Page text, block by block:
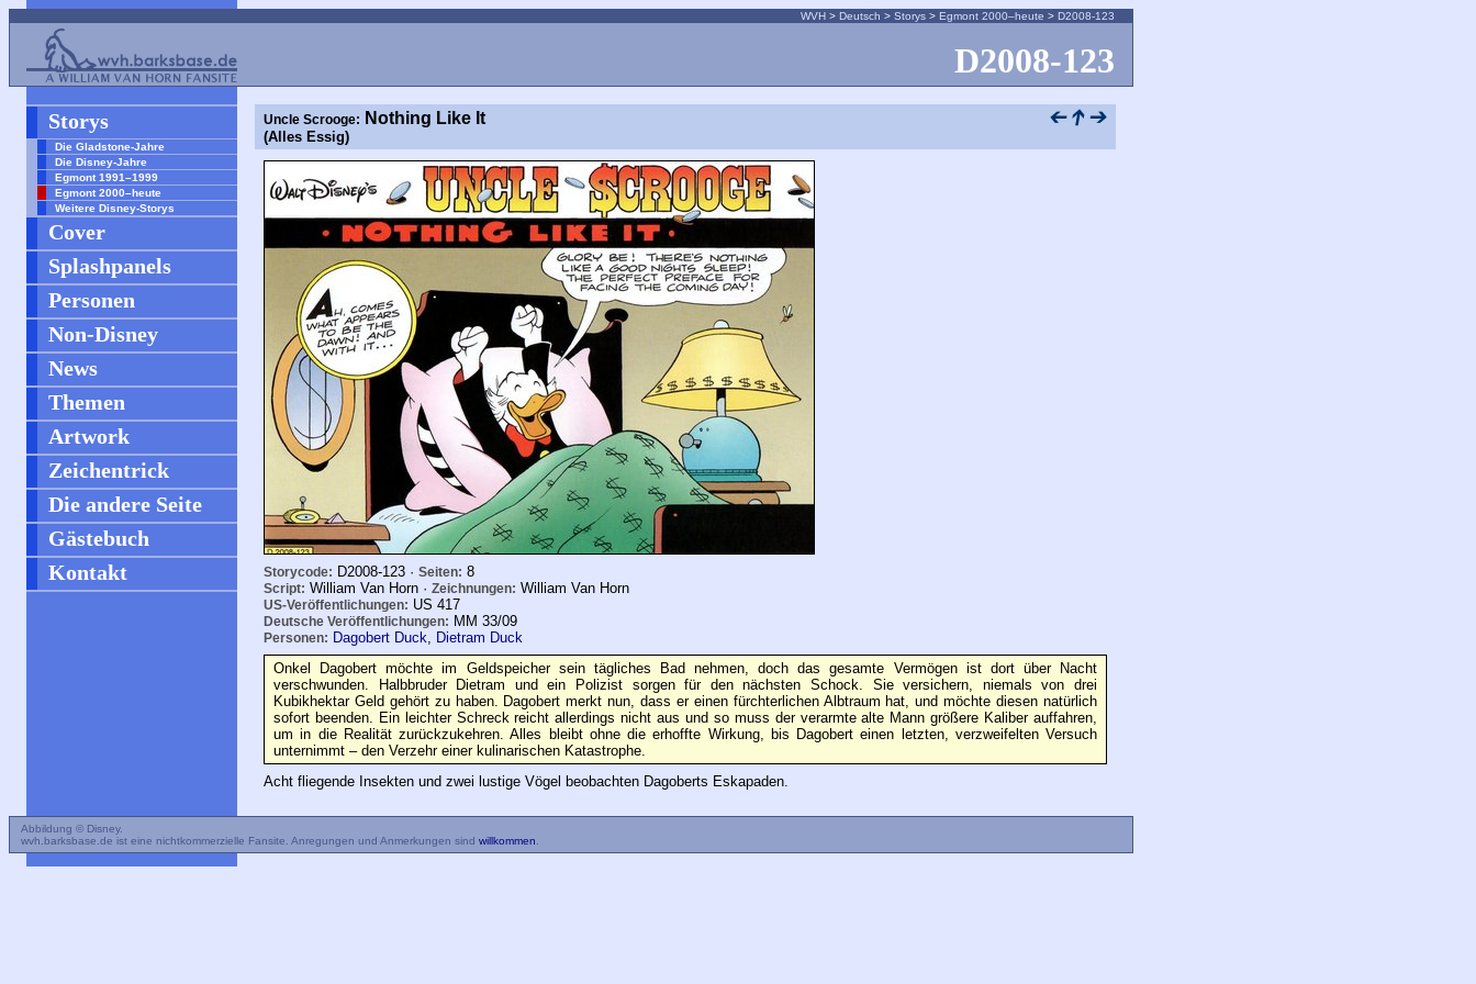
WVH > Deutsch > Storys > Egmont 2000–heute > D2008-123
D2008-123
Storys
Die Gladstone-Jahre
Die Disney-Jahre
Egmont 1991–1999
Egmont 2000–heute
Weitere Disney-Storys
Cover
Splashpanels
Personen
Non-Disney
News
Themen
Artwork
Zeichentrick
Die andere Seite
Gästebuch
Kontakt
Uncle Scrooge: Nothing Like It
(Alles Essig)
Storycode: D2008-123 · Seiten: 8
Script: William Van Horn · Zeichnungen: William Van Horn
US-Veröffentlichungen: US 417
Deutsche Veröffentlichungen: MM 33/09
Personen: Dagobert Duck
Dietram Duck
Onkel Dagobert möchte im Geldspeicher sein tägliches Bad nehmen, doch das gesamte Vermögen ist dort über Nacht
verschwunden. Halbbruder Dietram und ein Polizist sorgen für den nächsten Schock. Sie versichern, niemals von drei
Kubikhektar Geld gehört zu haben. Dagobert merkt nun, dass er einen fürchterlichen Albtraum hat, und möchte diesen natürlich
sofort beenden. Ein leichter Schreck reicht allerdings nicht aus und so muss der verarmte alte Mann größere Kaliber auffahren,
um in die Realität zurückzukehren. Alles bleibt ohne die erhoffte Wirkung, bis Dagobert einen letzten, verzweifelten Versuch
unternimmt – den Verzehr einer kulinarischen Katastrophe.
Acht fliegende Insekten und zwei lustige Vögel beobachten Dagoberts Eskapaden.
Abbildung © Disney.
wvh.barksbase.de ist eine nichtkommerzielle Fansite. Anregungen und Anmerkungen sind willkommen